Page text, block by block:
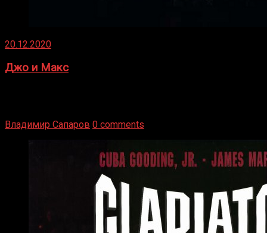
20.12.2020
Джо и Макс
Владимир Сапаров 0 comments